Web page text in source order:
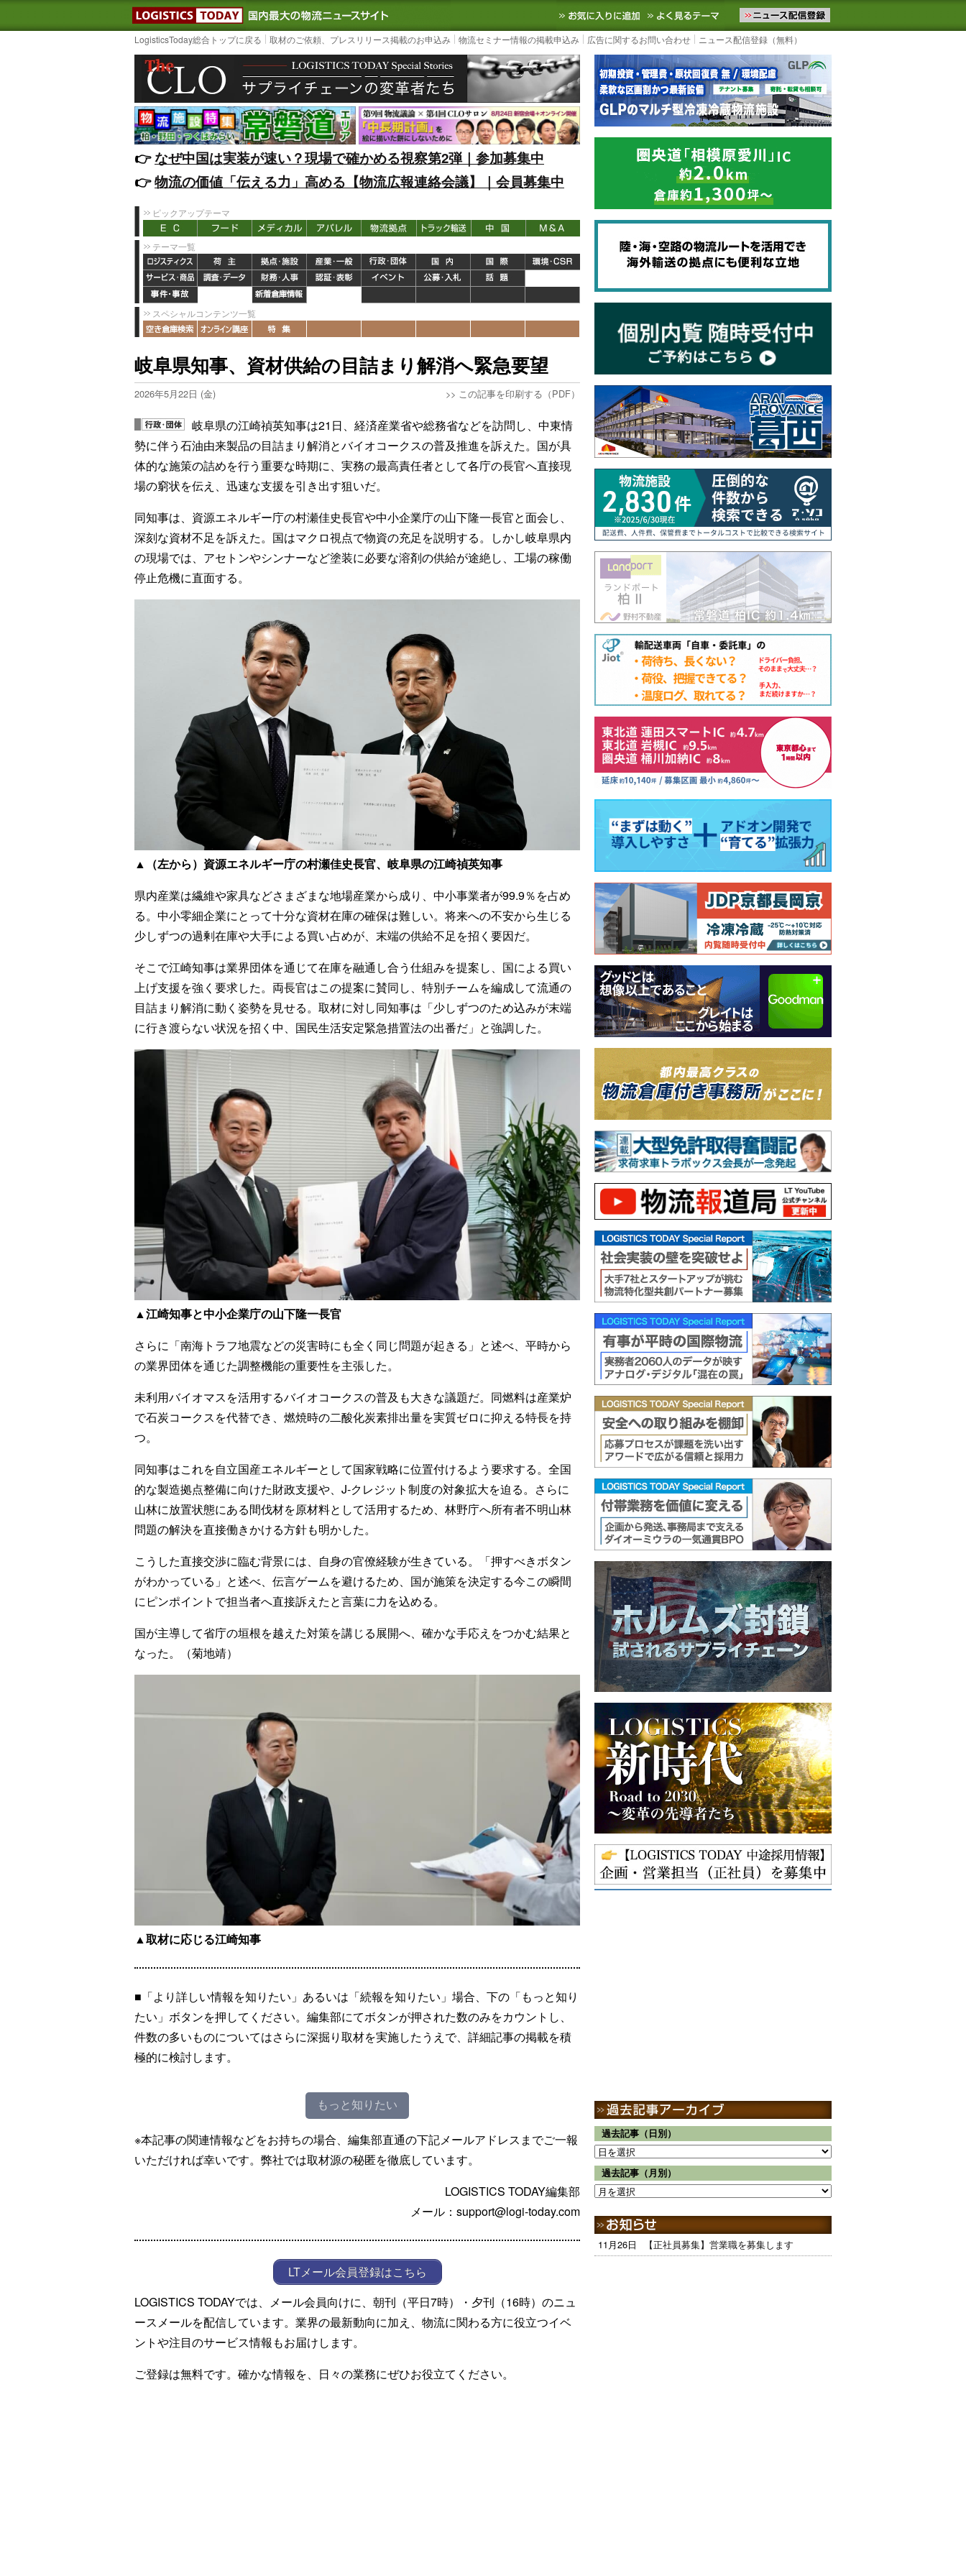
LOGISTICS TODAY｜国内最大の物流ニュースサイト3PL, SCMなど国内外の最新の物流ニュースをお届けします。物流ニュースメール配信を登録す
お気に入りに追加 よく見るテーマ
LogisticsToday総合トップに戻る 取材のご依頼、プレスリリース掲載のお申込み 物流セミナー情報の掲載申込み 広告に関するお問い合わせ ニュース配信登録（無料）
👉️なぜ中国は実装が速い？現場で確かめる視察第2弾｜参加募集中
👉️物流の価値「伝える力」高める【物流広報連絡会議】｜会員募集中
ピックアップテーマ
テーマ一覧
スペシャルコンテンツ一覧
岐阜県知事、資材供給の目詰まり解消へ緊急要望
2026年5月22日 (金) >> この記事を印刷する（PDF）
岐阜県の江崎禎英知事は21日、経済産業省や総務省などを訪問し、中東情
勢に伴う石油由来製品の目詰まり解消とバイオコークスの普及推進を訴えた。国が具
体的な施策の詰めを行う重要な時期に、実務の最高責任者として各庁の長官へ直接現
場の窮状を伝え、迅速な支援を引き出す狙いだ。
同知事は、資源エネルギー庁の村瀬佳史長官や中小企業庁の山下隆一長官と面会し、
深刻な資材不足を訴えた。国はマクロ視点で物資の充足を説明する。しかし岐阜県内
の現場では、アセトンやシンナーなど塗装に必要な溶剤の供給が途絶し、工場の稼働
停止危機に直面する。
▲（左から）資源エネルギー庁の村瀬佳史長官、岐阜県の江崎禎英知事
県内産業は繊維や家具などさまざまな地場産業から成り、中小事業者が99.9％を占め
る。中小零細企業にとって十分な資材在庫の確保は難しい。将来への不安から生じる
少しずつの過剰在庫や大手による買い占めが、末端の供給不足を招く要因だ。
そこで江崎知事は業界団体を通じて在庫を融通し合う仕組みを提案し、国による買い
上げ支援を強く要求した。両長官はこの提案に賛同し、特別チームを編成して流通の
目詰まり解消に動く姿勢を見せる。取材に対し同知事は「少しずつのため込みが末端
に行き渡らない状況を招く中、国民生活安定緊急措置法の出番だ」と強調した。
▲江崎知事と中小企業庁の山下隆一長官
さらに「南海トラフ地震などの災害時にも全く同じ問題が起きる」と述べ、平時から
の業界団体を通じた調整機能の重要性を主張した。
未利用バイオマスを活用するバイオコークスの普及も大きな議題だ。同燃料は産業炉
で石炭コークスを代替でき、燃焼時の二酸化炭素排出量を実質ゼロに抑える特長を持
つ。
同知事はこれを自立国産エネルギーとして国家戦略に位置付けるよう要求する。全国
的な製造拠点整備に向けた財政支援や、J-クレジット制度の対象拡大を迫る。さらに
山林に放置状態にある間伐材を原材料として活用するため、林野庁へ所有者不明山林
問題の解決を直接働きかける方針も明かした。
こうした直接交渉に臨む背景には、自身の官僚経験が生きている。「押すべきボタン
がわかっている」と述べ、伝言ゲームを避けるため、国が施策を決定する今この瞬間
にピンポイントで担当者へ直接訴えたと言葉に力を込める。
国が主導して省庁の垣根を越えた対策を講じる展開へ、確かな手応えをつかむ結果と
なった。（菊地靖）
▲取材に応じる江崎知事
■「より詳しい情報を知りたい」あるいは「続報を知りたい」場合、下の「もっと知り
たい」ボタンを押してください。編集部にてボタンが押された数のみをカウントし、
件数の多いものについてはさらに深掘り取材を実施したうえで、詳細記事の掲載を積
極的に検討します。
もっと知りたい
※本記事の関連情報などをお持ちの場合、編集部直通の下記メールアドレスまでご一報
いただければ幸いです。弊社では取材源の秘匿を徹底しています。
LOGISTICS TODAY編集部
メール：support@logi-today.com
LTメール会員登録はこちら
LOGISTICS TODAYでは、メール会員向けに、朝刊（平日7時）・夕刊（16時）のニュ
ースメールを配信しています。業界の最新動向に加え、物流に関わる方に役立つイベ
ントや注目のサービス情報もお届けします。
ご登録は無料です。確かな情報を、日々の業務にぜひお役立てください。
過去記事（日別）
過去記事（月別）
11月26日 【正社員募集】営業職を募集します